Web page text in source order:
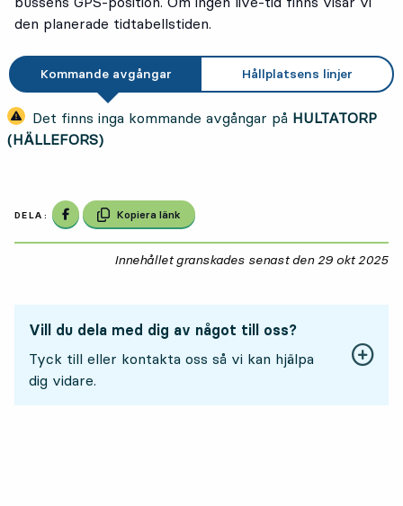
den planerade tidtabellstiden.
Kommande avgångar Hållplatsens linjer
Det finns inga kommande avgångar på HULTATORP
(HÄLLEFORS)
DELA: Dela på Facebook
Kopiera länk
Innehållet granskades senast den 29 okt 2025
Vill du dela med dig av något till oss?
Tyck till eller kontakta oss så vi kan hjälpa
dig vidare.